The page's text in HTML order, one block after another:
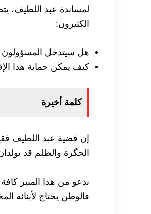
لمساندة عبد اللطيف،
الكثيرون:
هل سيتدخل المسؤولون
كيف يمكن حماية هذا
كلمة أخيرة
إن قضية عبد اللطيف
الحگرة والظلم قد
ندعو من هذا المنبر
فالوطن يحتاج لأبنائه